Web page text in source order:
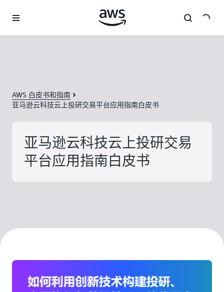
AWS 白皮书和指南
亚马逊云科技云上投研交易平台应用指南白皮书
亚马逊云科技云上投研交易
平台应用指南白皮书